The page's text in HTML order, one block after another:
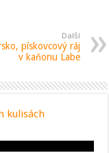
Další
pískovcový ráj
v kaňonu Labe
kulisách